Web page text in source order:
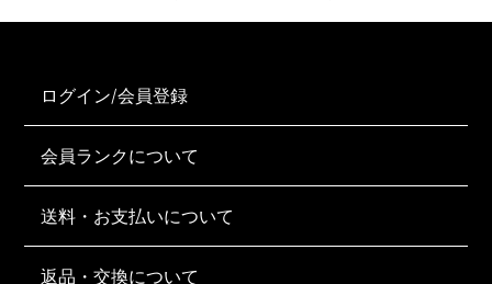
ログイン/会員登録
会員ランクについて
送料・お支払いについて
返品・交換について